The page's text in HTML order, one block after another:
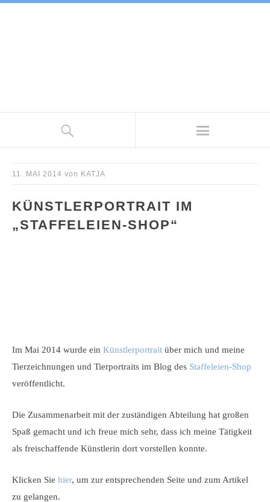
11. MAI 2014 von KATJA
KÜNSTLERPORTRAIT IM
„STAFFELEIEN-SHOP“
Im Mai 2014 wurde ein Künstlerportrait über mich und meine
Tierzeichnungen und Tierportraits im Blog des Staffeleien-Shop
veröffentlicht.
Die Zusammenarbeit mit der zuständigen Abteilung hat großen
Spaß gemacht und ich freue mich sehr, dass ich meine Tätigkeit
als freischaffende Künstlerin dort vorstellen konnte.
Klicken Sie hier, um zur entsprechenden Seite und zum Artikel
zu gelangen.